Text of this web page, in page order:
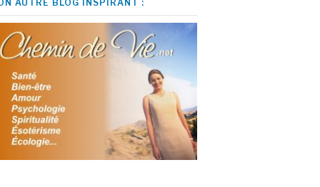
AUTRE BLOG INSPIRANT :